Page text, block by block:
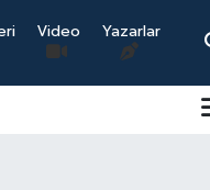
Video Yazarlar